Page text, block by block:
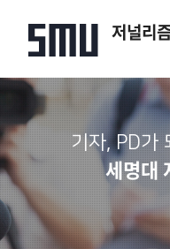
저널리
기자, PD가
세명대